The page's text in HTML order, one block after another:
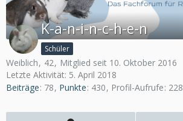
K-a-n-i-n-c-h-e-n
Schüler
Weiblich 42
Mitglied seit 10. Oktober 2016
Letzte Aktivität: 5. April 2018
Beiträge 78 Punkte 430 Profil-Aufrufe 228